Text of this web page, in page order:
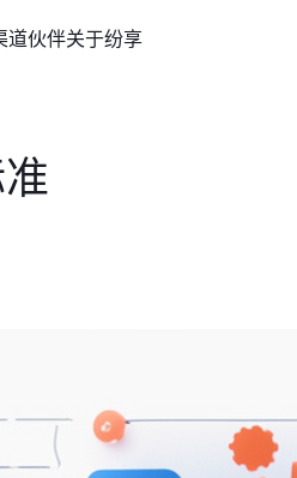
道伙伴关于纷享